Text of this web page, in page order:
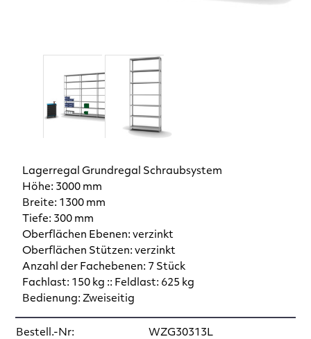
Lagerregal Grundregal Schraubsystem
Höhe: 3000 mm
Breite: 1300 mm
Tiefe: 300 mm
Oberflächen Ebenen: verzinkt
Oberflächen Stützen: verzinkt
Anzahl der Fachebenen: 7 Stück
Fachlast: 150 kg :: Feldlast: 625 kg
Bedienung: Zweiseitig
Bestell.-Nr: WZG30313L